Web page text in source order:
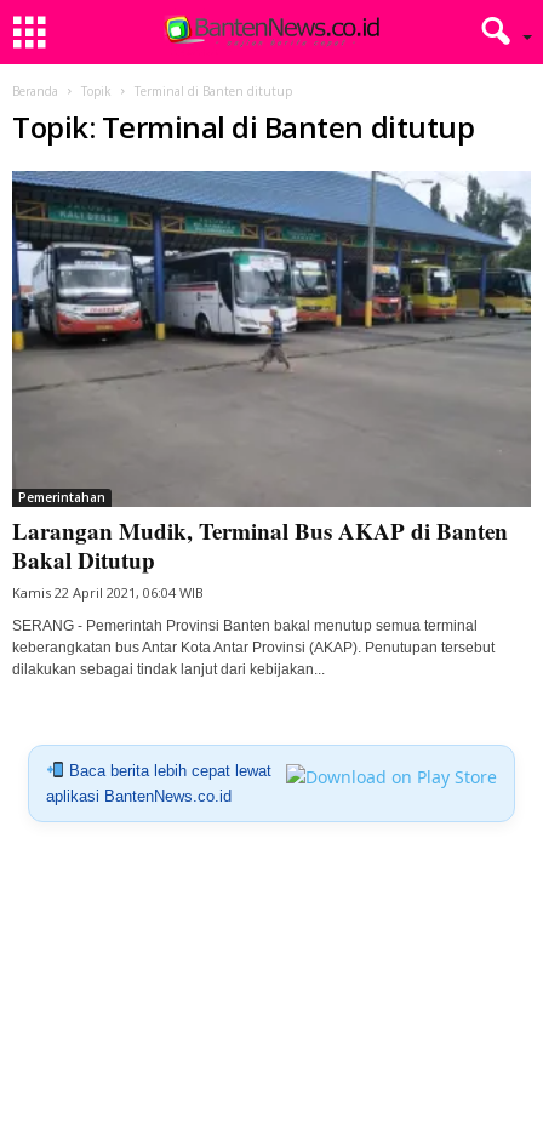
Beranda Topik Terminal di Banten ditutup
Topik: Terminal di Banten ditutup
Pemerintahan
Larangan Mudik, Terminal Bus AKAP di Banten
Bakal Ditutup
Kamis 22 April 2021, 06:04 WIB
SERANG - Pemerintah Provinsi Banten bakal menutup semua terminal
keberangkatan bus Antar Kota Antar Provinsi (AKAP). Penutupan tersebut
dilakukan sebagai tindak lanjut dari kebijakan...
Baca berita lebih cepat lewat
aplikasi BantenNews.co.id